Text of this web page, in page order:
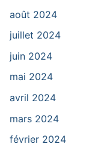
août 2024
juillet 2024
juin 2024
mai 2024
avril 2024
mars 2024
février 2024